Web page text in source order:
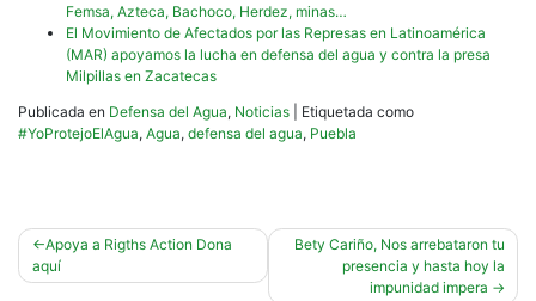
Femsa, Azteca, Bachoco, Herdez, minas…
El Movimiento de Afectados por las Represas en Latinoamérica
(MAR) apoyamos la lucha en defensa del agua y contra la presa
Milpillas en Zacatecas
Publicada en Defensa del Agua, Noticias
Etiquetada como
#YoProtejoElAgua, Agua, defensa del agua, Puebla
Navegación
de
Apoya a Rigths Action Dona
aquí
Bety Cariño, Nos arrebataron tu
presencia y hasta hoy la
impunidad impera